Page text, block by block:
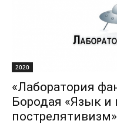
2020
«Лаборатория
Бородая «Язык и
пострелятивизм»